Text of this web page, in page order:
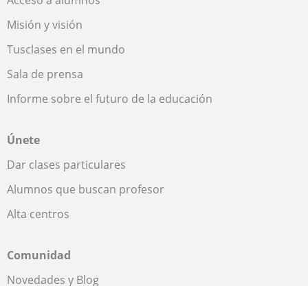
Misión y visión
Tusclases en el mundo
Sala de prensa
Informe sobre el futuro de la educación
Únete
Dar clases particulares
Alumnos que buscan profesor
Alta centros
Comunidad
Novedades y Blog